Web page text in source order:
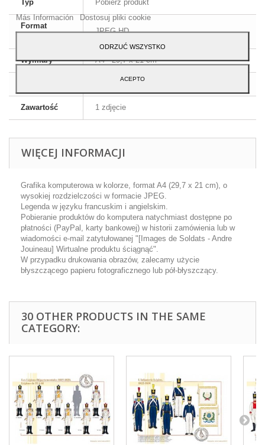
Typ Pobierz produkt
Format
JPEG HD
Wymiary A4 - 29,7 x 21 cm
Angielski i francuski
Zawartość 1 zdjęcie
WIĘCEJ INFORMACJI
Grafika komputerowa w kolorze, format A4 (29,7 x 21 cm), o
wysokiej rozdzielczości w formacie JPEG.
Legenda w języku francuskim i angielskim.
Pobieranie produktów do komputera natychmiast dostępne po
płatności (PayPal, karty bankowej) w historii zamówienia lub w
wiadomości e-mail zatytułowanej "[Images de Soldats - Andre
Jouineau] Wirtualne produktu ściągnąć".
W przypadku drukowania obrazów, zalecamy użycie
błyszczącego papieru fotograficznego lub pół-błyszczący.
30 OTHER PRODUCTS IN THE SAME
CATEGORY:
Akceptuj.
Más Información Dostosuj pliki cookie
ODRZUĆ WSZYSTKO
ACEPTO